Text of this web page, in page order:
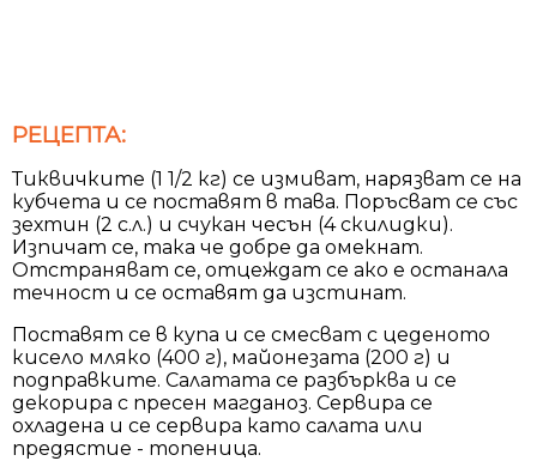
РЕЦЕПТА:
Тиквичките (1 1/2 кг) се измиват, нарязват се на
кубчета и се поставят в тава. Поръсват се със
зехтин (2 с.л.) и счукан чесън (4 скилидки).
Изпичат се, така че добре да омекнат.
Отстраняват се, отцеждат се ако е останала
течност и се оставят да изстинат.
Поставят се в купа и се смесват с цеденото
кисело мляко (400 г), майонезата (200 г) и
подправките. Салатата се разбърква и се
декорира с прeсен магданоз. Сервира се
охладена и се сервира като салата или
предястие - топеница.